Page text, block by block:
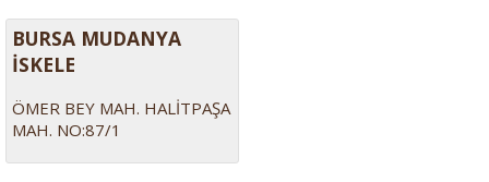
BURSA MUDANYA
İSKELE
ÖMER BEY MAH. HALİTPAŞA
MAH. NO:87/1